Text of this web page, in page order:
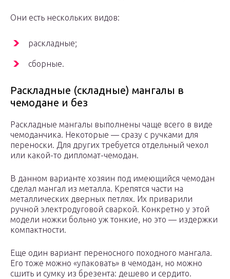
Они есть нескольких видов:
раскладные;
сборные.
Раскладные (складные) мангалы в
чемодане и без
Раскладные мангалы выполнены чаще всего в виде
чемоданчика. Некоторые — сразу с ручками для
переноски. Для других требуется отдельный чехол
или какой-то дипломат-чемодан.
В данном варианте хозяин под имеющийся чемодан
сделал мангал из металла. Крепятся части на
металлических дверных петлях. Их приварили
ручной электродуговой сваркой. Конкретно у этой
модели ножки больно уж тонкие, но это — издержки
компактности.
Еще один вариант переносного походного мангала.
Его тоже можно «упаковать» в чемодан, но можно
сшить и сумку из брезента: дешево и сердито.